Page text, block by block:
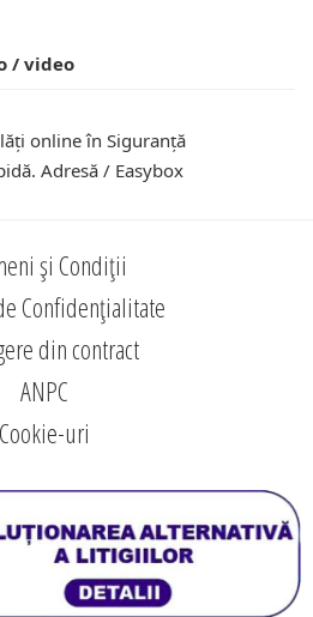
/ video
online în Siguranță
Adresă / Easybox
și Condiții
Confidențialitate
din contract
ANPC
Cookie-uri